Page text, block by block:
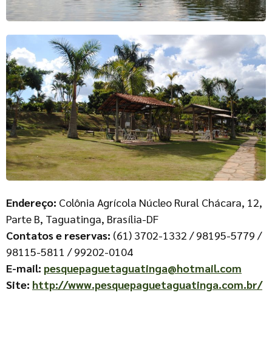
Endereço: Colônia Agrícola Núcleo Rural Chácara, 12,
Parte B, Taguatinga, Brasília-DF
Contatos e reservas: (61) 3702-1332 / 98195-5779 /
98115-5811 / 99202-0104
E-mail: pesquepaguetaguatinga@hotmail.com
Site: http://www.pesquepaguetaguatinga.com.br/